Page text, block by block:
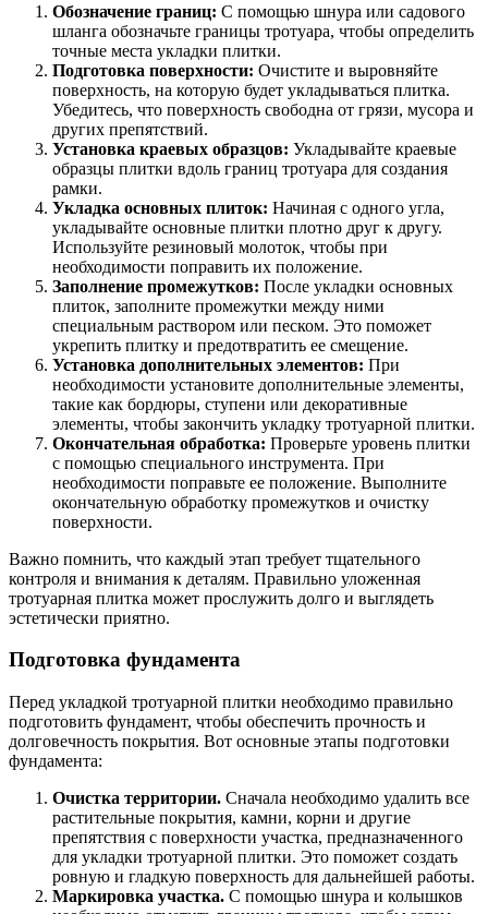
Обозначение границ: С помощью шнура или садового
шланга обозначьте границы тротуара, чтобы определить
точные места укладки плитки.
Подготовка поверхности: Очистите и выровняйте
поверхность, на которую будет укладываться плитка.
Убедитесь, что поверхность свободна от грязи, мусора и
других препятствий.
Установка краевых образцов: Укладывайте краевые
образцы плитки вдоль границ тротуара для создания
рамки.
Укладка основных плиток: Начиная с одного угла,
укладывайте основные плитки плотно друг к другу.
Используйте резиновый молоток, чтобы при
необходимости поправить их положение.
Заполнение промежутков: После укладки основных
плиток, заполните промежутки между ними
специальным раствором или песком. Это поможет
укрепить плитку и предотвратить ее смещение.
Установка дополнительных элементов: При
необходимости установите дополнительные элементы,
такие как бордюры, ступени или декоративные
элементы, чтобы закончить укладку тротуарной плитки.
Окончательная обработка: Проверьте уровень плитки
с помощью специального инструмента. При
необходимости поправьте ее положение. Выполните
окончательную обработку промежутков и очистку
поверхности.
Важно помнить, что каждый этап требует тщательного
контроля и внимания к деталям. Правильно уложенная
тротуарная плитка может прослужить долго и выглядеть
эстетически приятно.
Подготовка фундамента
Перед укладкой тротуарной плитки необходимо правильно
подготовить фундамент, чтобы обеспечить прочность и
долговечность покрытия. Вот основные этапы подготовки
фундамента:
Очистка территории. Сначала необходимо удалить все
растительные покрытия, камни, корни и другие
препятствия с поверхности участка, предназначенного
для укладки тротуарной плитки. Это поможет создать
ровную и гладкую поверхность для дальнейшей работы.
Маркировка участка. С помощью шнура и колышков